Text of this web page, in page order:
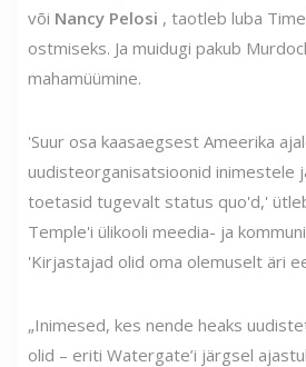
või Nancy Pelosi , taotleb luba
ostmiseks. Ja muidugi pakub
mahamüümine.
'Suur osa kaasaegsest Ameerika
uudisteorganisatsioonid inimestele
toetasid tugevalt status quo'd,'
Temple'i ülikooli meedia- ja
'Kirjastajad olid oma olemuselt äri
„Inimesed, kes nende heaks
olid – eriti Watergate’i järgsel